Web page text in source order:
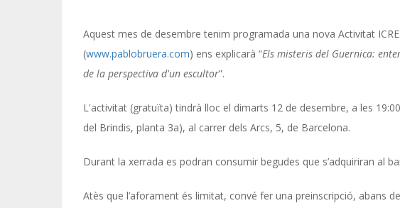
Aquest mes de desembre tenim programada una nova Activitat
(www.pablobruera.com) ens explicarà “Els misteris del Guernica:
de la perspectiva d'un escultor”.
L'activitat (gratuïta) tindrà lloc el dimarts 12 de desembre, a les
del Brindis, planta 3a), al carrer dels Arcs, 5, de Barcelona.
Durant la xerrada es podran consumir begudes que s’adquiriran al
Atès que l’aforament és limitat, convé fer una preinscripció, abans